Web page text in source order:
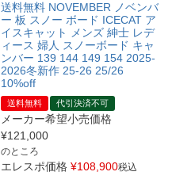
送料無料 NOVEMBER ノベンバ
ー 板 スノー ボード ICECAT ア
イスキャット メンズ 紳士 レデ
ィース 婦人 スノーボード キャ
ンバー 139 144 149 154 2025-
2026冬新作 25-26 25/26
10%off
送料無料 代引決済不可
メーカー希望小売価格
¥121,000
のところ
エレスポ価格 ¥108,900税込